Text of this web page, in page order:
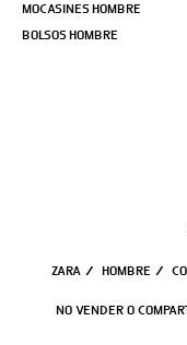
MOCASINES HOMBRE
BOLSOS HOMBRE
NO VENDER O
ZARA / HOMBRE /